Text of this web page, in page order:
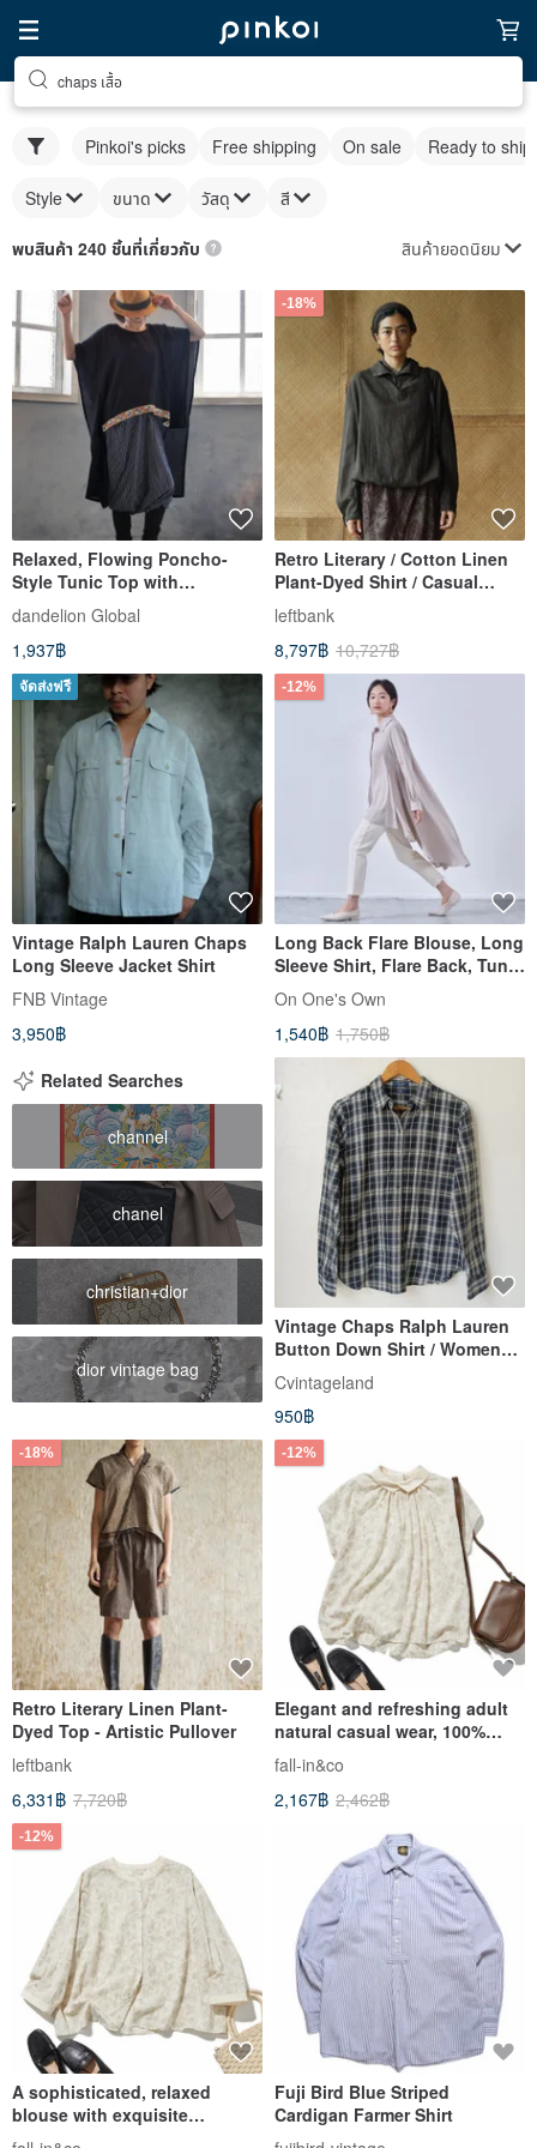
chaps เสื้อ
Pinkoi's picks Free shipping On sale Ready to ship
Style ขนาด วัสดุ สี
พบสินค้า 240 ชิ้นที่เกี่ยวกับ สินค้ายอดนิยม
Relaxed, Flowing Poncho-
Style Tunic Top with
Geometric Pattern x Indian
Embroidery, Crinkled Fabric,
Natural, Tunic, Top, d-tp016
dandelion Global
1,937฿
-18%
Retro Literary / Cotton Linen
Plant-Dyed Shirt / Casual
Pullover
leftbank
8,797฿ 10,727฿
จัดส่งฟรี
Vintage Ralph Lauren Chaps
Long Sleeve Jacket Shirt
FNB Vintage
3,950฿
-12%
Long Back Flare Blouse, Long
Sleeve Shirt, Flare Back, Tunic
KNNT367
On One's Own
1,540฿ 1,750฿
Related Searches
channel
chanel
christian+dior
dior vintage bag
Vintage Chaps Ralph Lauren
Button Down Shirt / Womens
Size L
Cvintageland
950฿
-18%
Retro Literary Linen Plant-
Dyed Top - Artistic Pullover
leftbank
6,331฿ 7,720฿
-12%
Elegant and refreshing adult
natural casual wear, 100%
Cotton Blouse with
Embroidery, 260723-1
fall-in&co
2,167฿ 2,462฿
-12%
A sophisticated, relaxed
blouse with exquisite
embroidery. 100% Cotton
Fuji Bird Blue Striped
Cardigan Farmer Shirt